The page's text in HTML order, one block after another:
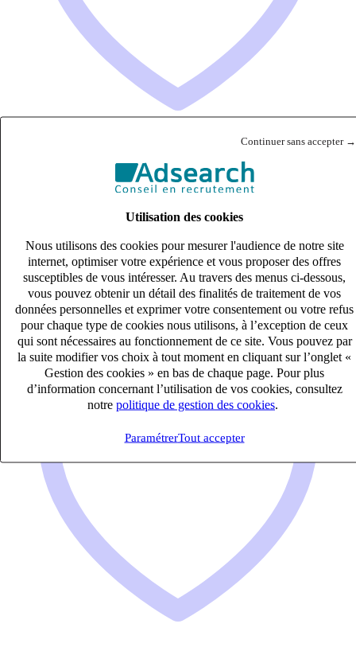
Continuer sans accepter →
Utilisation des cookies
Nous utilisons des cookies pour mesurer l'audience de notre site
internet, optimiser votre expérience et vous proposer des offres
susceptibles de vous intéresser. Au travers des menus ci-dessous,
vous pouvez obtenir un détail des finalités de traitement de vos
données personnelles et exprimer votre consentement ou votre refus
pour chaque type de cookies nous utilisons, à l’exception de ceux
qui sont nécessaires au fonctionnement de ce site. Vous pouvez par
la suite modifier vos choix à tout moment en cliquant sur l’onglet «
Gestion des cookies » en bas de chaque page. Pour plus
d’information concernant l’utilisation de vos cookies, consultez
notre politique de gestion des cookies
ParamétrerTout accepter
Technicien de réparation Electronique et Informatique – Thales
FLEURY-LES-AUBRAIS., Centre-Val de Loire (45400)
Publié le 08/08/2026
Industrie & Ingénierie